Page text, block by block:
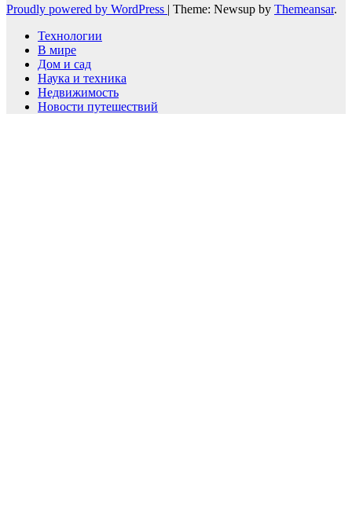
Proudly powered by WordPress Theme: Newsup by Themeansar.
Технологии
В мире
Дом и сад
Наука и техника
Недвижимость
Новости путешествий